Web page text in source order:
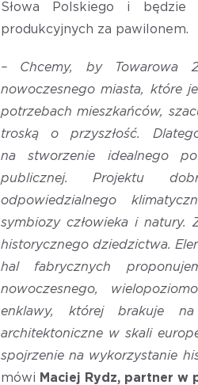
Słowa Polskiego i
produkcyjnych za pawilonem.
– Chcemy, by Towarowa
nowoczesnego miasta, które
potrzebach mieszkańców,
troską o przyszłość.
na stworzenie idealnego
publicznej. Projektu
odpowiedzialnego
symbiozy człowieka i natury.
historycznego dziedzictwa.
hal fabrycznych
nowoczesnego,
enklawy, której brakuje
architektoniczne w skali
spojrzenie na wykorzystanie
mówi Maciej Rydz, partner w